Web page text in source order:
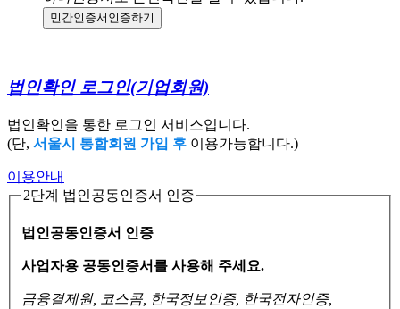
민간인증서 인증하기
법인확인 로그인(기업회원)
법인확인을 통한 로그인 서비스입니다.
(단, 서울시 통합회원 가입 후 이용가능합니다.)
이용안내
2단계 법인공동인증서 인증
법인공동인증서 인증
사업자용 공동인증서를 사용해 주세요.
금융결제원, 코스콤, 한국정보인증, 한국전자인증,